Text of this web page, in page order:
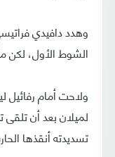
وهدد دافيدي
الشوط الأول، لكن
ولاحت أمام رفائيل
لميلان بعد أن تلقى
تسديدته أنقذها